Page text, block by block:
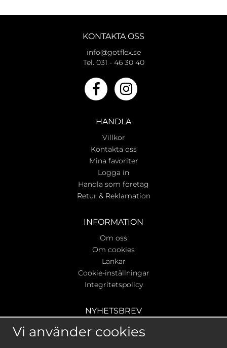
KONTAKTA OSS
info@gotflex.se
Tel. 031 - 46 30 40
HANDLA
Villkor
Kontakta oss
Mina favoriter
Logga in
Handla som företag
Retur & Reklamation
INFORMATION
Om oss
Om cookies
Länkar
Cookie-inställningar
Integritetspolicy
NYHETSBREV
Ta del av våra bästa erbjudanden & nyheter!
Vi använder cookies